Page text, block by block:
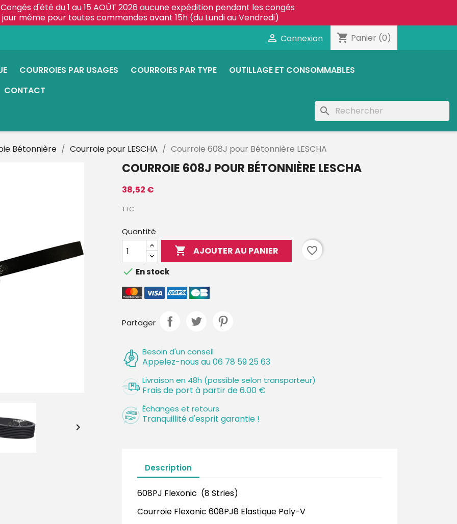
d'été du 1 au 15 AOÛT 2026 aucune expédition pendant les congés
même pour toutes commandes avant 15h (du Lundi au Vendredi)
 Connexion shopping_cart Panier (0)
COURROIES PAR USAGES COURROIES PAR TYPE
OUTILLAGE ET CONSOMMABLES
CONTACT
search
Bétonnière Courroie pour LESCHA Courroie 608J pour Bétonnière LESCHA

COURROIE 608J POUR BÉTONNIÈRE LESCHA
38,52 €
TTC
Quantité
 AJOUTER AU PANIER
favorite_border
 En stock
Partager
Besoin d'un conseil
Appelez-nous au 06 78 59 25 63
Livraison en 48h (possible selon transporteur)
Frais de port à partir de 6.00 €
Échanges et retours
Tranquillité d'esprit garantie !
Description
608PJ Flexonic (8 Stries)
Courroie Flexonic 608PJ8 Elastique Poly-V